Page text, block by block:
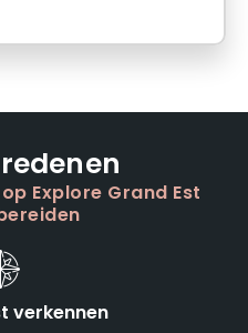
Explore Grand Est
verkennen